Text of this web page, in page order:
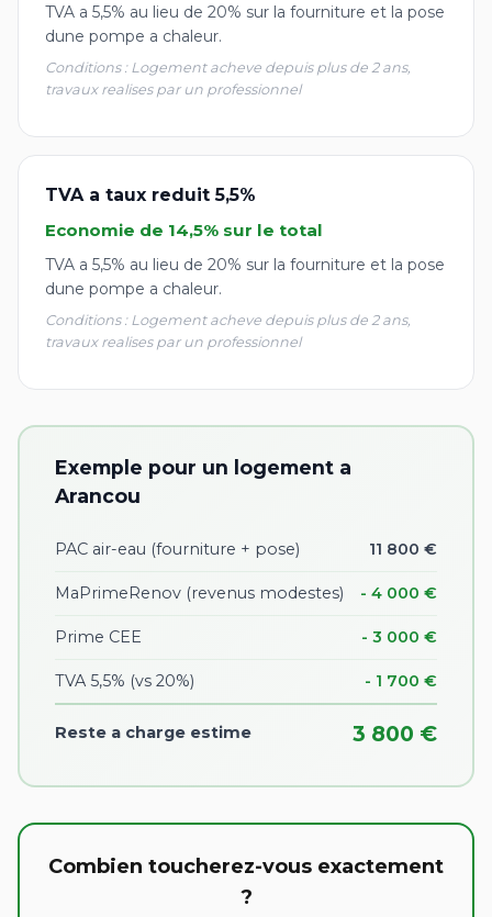
TVA a 5,5% au lieu de 20% sur la fourniture et la pose
dune pompe a chaleur.
Conditions : Logement acheve depuis plus de 2 ans,
travaux realises par un professionnel
TVA a taux reduit 5,5%
Economie de 14,5% sur le total
TVA a 5,5% au lieu de 20% sur la fourniture et la pose
dune pompe a chaleur.
Conditions : Logement acheve depuis plus de 2 ans,
travaux realises par un professionnel
Exemple pour un logement a
Arancou
PAC air-eau (fourniture + pose) 11 800 €
MaPrimeRenov (revenus modestes) - 4 000 €
Prime CEE - 3 000 €
TVA 5,5% (vs 20%) - 1 700 €
Reste a charge estime 3 800 €
Combien toucherez-vous exactement
?